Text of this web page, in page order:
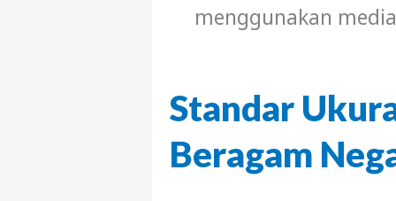
menggunakan
Standar
Beragam